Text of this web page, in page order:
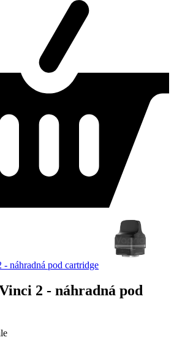
náhradná pod cartridge
2 - náhradná pod